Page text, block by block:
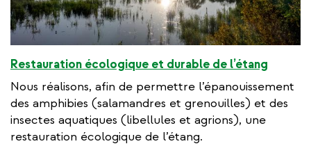
Restauration écologique et durable de l’étang
Nous réalisons, afin de permettre l’épanouissement
des amphibies (salamandres et grenouilles) et des
insectes aquatiques (libellules et agrions), une
restauration écologique de l’étang.